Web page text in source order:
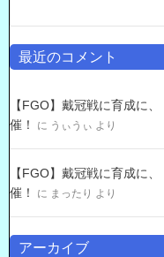
最近のコメント
【FGO】戴冠戦に育成に
催！
に うぃうぃ より
【FGO】戴冠戦に育成に
催！
に まったり より
アーカイブ